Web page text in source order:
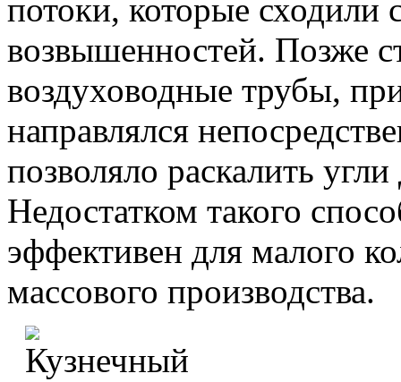
потоки, которые сходили
возвышенностей. Позже
воздуховодные трубы,
направлялся
позволяло раскалить
Недостатком такого
эффективен для малого
массового производства.